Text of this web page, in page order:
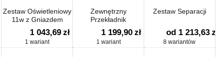
Zestaw Oświetleniowy
11w z Gniazdem
Schuko
1 043,69 zł
1 wariant
Zewnętrzny
Przekładnik
Pomiarowy do
Bieguna N Dmx³ 1600
1 199,90 zł
1 wariant
Zestaw Separacji
od 1 213,63 zł
8 wariantów